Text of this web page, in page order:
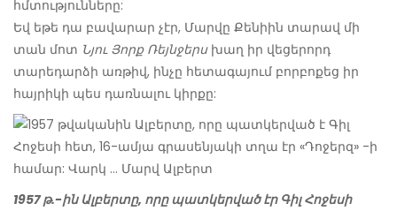
հմտությունները:
Եվ եթե դա բավարար չէր, Մարվը Քենիին տարավ մի
տան մոտ Նյու Յորք Ռեյնջերսխաղ իր վեցերորդ
տարեդարձի առթիվ, ինչը հետագայում բորբոքեց իր
հայրիկի պես դառնալու կիրքը:
1957 թ.-ին Ալբերտը, որը պատկերված էր Գիլ Հոջեսի